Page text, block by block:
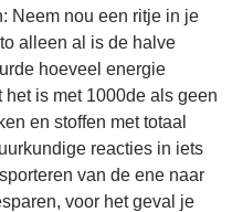
Neem nou een ritje in je
alleen al is de halve
hoeveel energie
is met 1000de als geen
en stoffen met totaal
reacties in iets
van de ene naar
voor het geval je